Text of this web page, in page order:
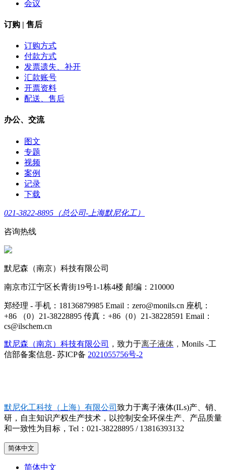
会议
订购 | 售后
订购方式
付款方式
发票遗失、补开
汇款账号
开票资料
配送、售后
办公、交流
图文
专题
视频
案例
记录
下载
021-3822-8895（总公司-上海默尼化工）
咨询热线
默尼森（南京）科技有限公司
南京市江宁区长青街19号1-1栋4楼 邮编：210000
郑经理 - 手机：18136879985 Email：zero@monils.cn 座机：
+86 （0）21-38228895 传真：+86（0）21-38228591 Email：
cs@ilschem.cn
默尼森（南京）科技有限公司 ，致力于离子液体 ， Monils -工
信部备案信息- 苏ICP备 2021055756号-2
默尼化工科技（上海）有限公司 致力于离子液体(ILs)产、销、
研，自主知识产权生产技术，以控制安全环保生产、产品质量
和一致性为目标，Tel：021-38228895 / 13816393132
简体中文
简体中文